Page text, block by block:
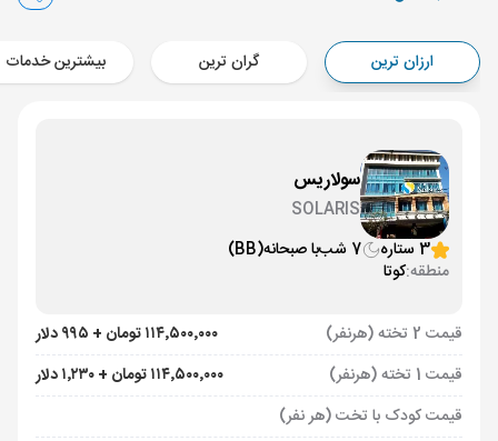
Aircraft - ایران ایرتور (Economy)
برنامه برگشت :
مدت پرواز :07:30
تهران , فرودگاه بین‌المللی امام خمینی IKA
Aircraft - ایران ایرتور (Economy)
ارزان ترین گران ترین بیشترین خدمات
سولاریس
SOLARIS
3 ستاره
7 شب با صبحانه(BB)
منطقه:کوتا
قیمت 2 تخته (هرنفر)
۱۱۴٬۵۰۰٬۰۰۰ تومان + ۹۹۵ دلار
قیمت 1 تخته (هرنفر)
۱۱۴٬۵۰۰٬۰۰۰ تومان + ۱٬۲۳۰ دلار
قیمت کودک با تخت (هر نفر)